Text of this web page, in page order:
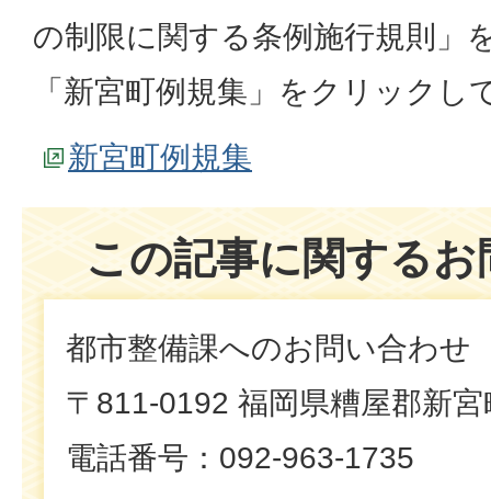
の制限に関する条例施行規則」
「新宮町例規集」をクリックし
新宮町例規集
この記事に関する
都市整備課へのお問い合わせ
〒811-0192 福岡県糟屋郡新
電話番号：092-963-1735